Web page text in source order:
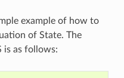
example of how to
of State. The
is as follows: